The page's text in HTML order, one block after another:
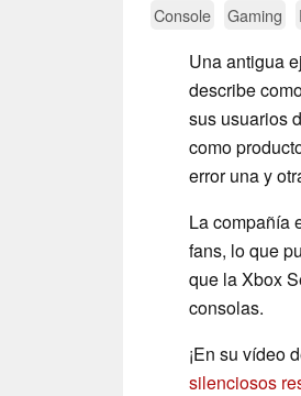
Console Gaming
Una antigua
describe
sus usuarios
como
error una y
La compañía
fans, lo que
que la Xbox
consolas.
¡En su vídeo
silenciosos